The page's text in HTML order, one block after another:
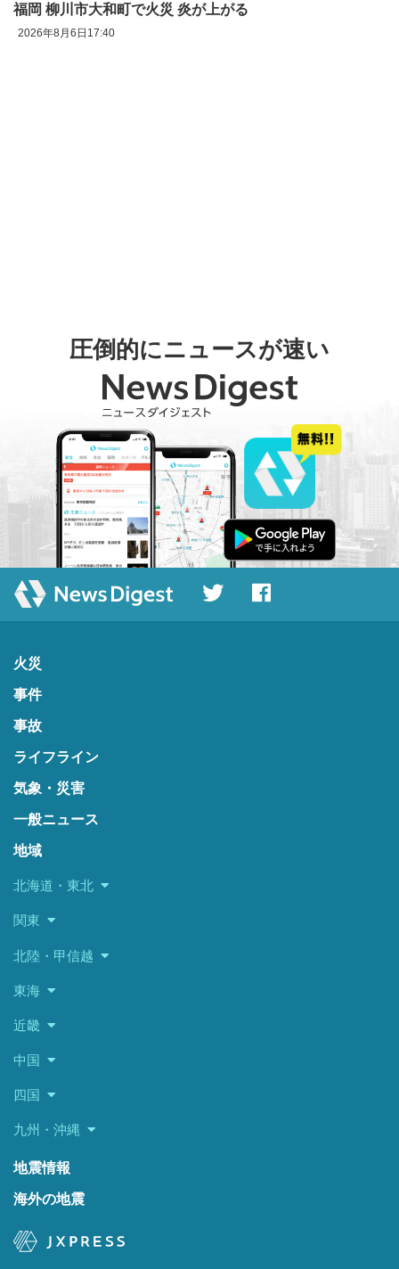
福岡 柳川市大和町で火災 炎が上がる
2026年8月6日17:40
圧倒的にニュースが速い
火災
事件
事故
ライフライン
気象・災害
一般ニュース
地域
北海道・東北
関東
北陸・甲信越
東海
近畿
中国
四国
九州・沖縄
地震情報
海外の地震